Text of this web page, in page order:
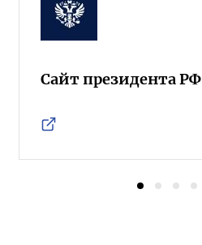
Сайт президента РФ